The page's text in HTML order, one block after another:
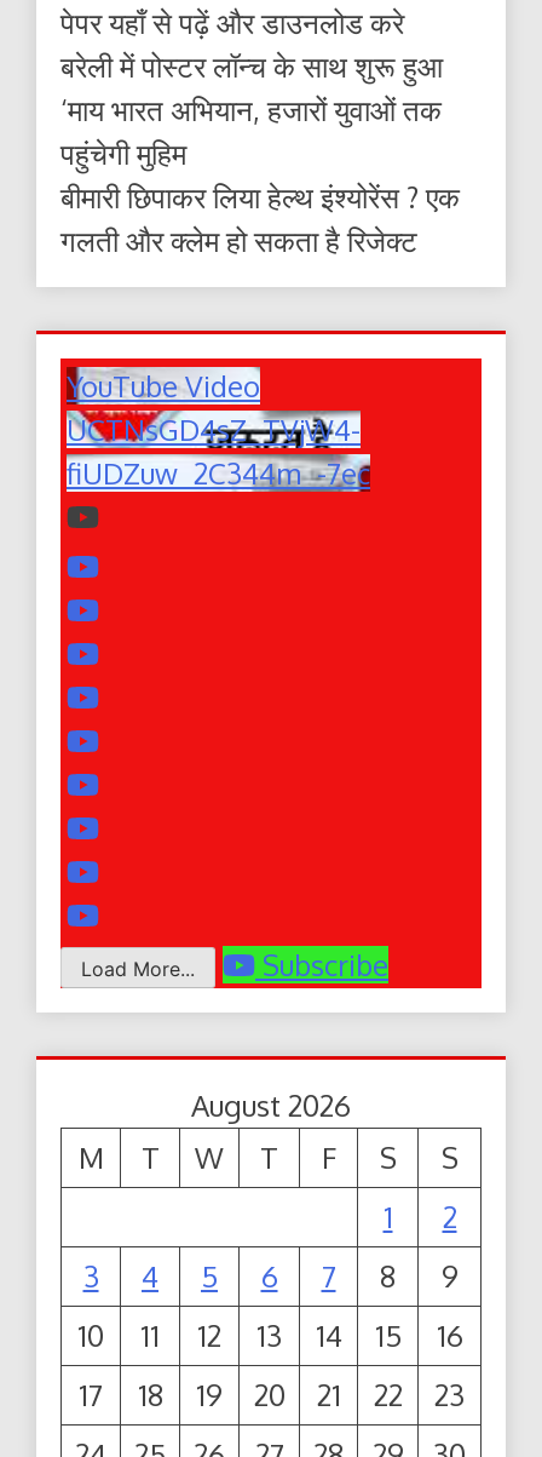
पेपर यहाँ से पढ़ें और डाउनलोड करे
बरेली में पोस्टर लॉन्च के साथ शुरू हुआ
‘माय भारत अभियान, हजारों युवाओं तक
पहुंचेगी मुहिम
बीमारी छिपाकर लिया हेल्थ इंश्योरेंस ? एक
गलती और क्लेम हो सकता है रिजेक्ट
YouTube Video
UCTNsGD4sZ_TVjW4-
fiUDZuw_2C344m_-7ec
Load More... Subscribe
August 2026
M
T W T F S
S
1
2
3
4 5 6 7 8
9
10
11 12 13 14 15
16
17
18 19 20 21 22
23